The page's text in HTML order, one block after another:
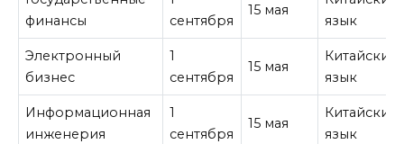
финансы
сентября
15 мая
язык
Электронный
бизнес
1
сентября
15 мая
Китайский
язык
Информационная
инженерия
1
сентября
15 мая
Китайский
язык